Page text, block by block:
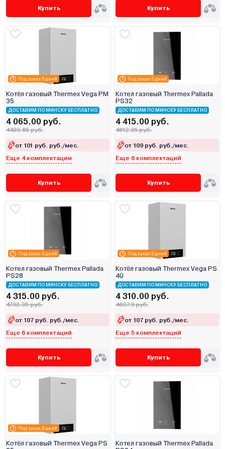
Купить Купить
Под заказ 5 дней
Котёл газовый Thermex Vega PM
35
ДОСТАВИМ ПО МИНСКУ БЕСПЛАТНО
4 065.00 руб.
4430.85 руб.
от 101 руб. руб./мес.
Еще 4 комплектации
Купить
Под заказ 5 дней
Котел газовый Thermex Pallada
PS32
ДОСТАВИМ ПО МИНСКУ БЕСПЛАТНО
4 415.00 руб.
4812.35 руб.
от 109 руб. руб./мес.
Еще 6 комплектаций
Купить
Под заказ 5 дней
Котел газовый Thermex Pallada
PS28
ДОСТАВИМ ПО МИНСКУ БЕСПЛАТНО
4 315.00 руб.
4703.35 руб.
от 107 руб. руб./мес.
Еще 6 комплектаций
Купить
Под заказ 5 дней
Котёл газовый Thermex Vega PS
40
ДОСТАВИМ ПО МИНСКУ БЕСПЛАТНО
4 310.00 руб.
4697.9 руб.
от 107 руб. руб./мес.
Еще 5 комплектаций
Купить
Под заказ 5 дней
Котёл газовый Thermex Vega PS
Котел газовый Thermex Pallada